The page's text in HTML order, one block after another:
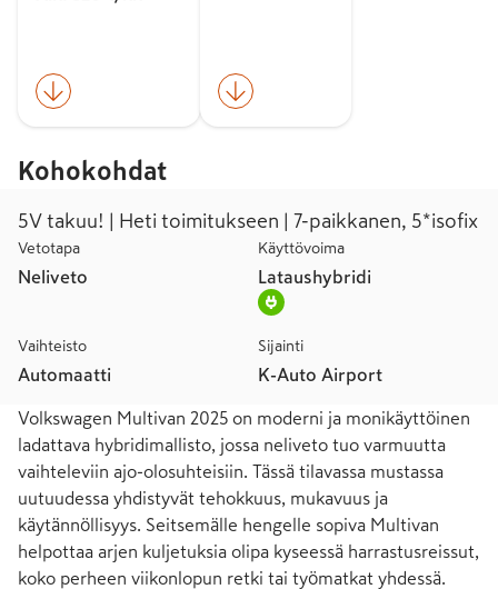
Kohokohdat
5V takuu! | Heti toimitukseen | 7-paikkanen, 5*isofix
Vetotapa
Neliveto
Käyttövoima
Lataushybridi
Vaihteisto
Automaatti
Sijainti
K-Auto Airport
Volkswagen Multivan 2025 on moderni ja monikäyttöinen
ladattava hybridimallisto, jossa neliveto tuo varmuutta
vaihteleviin ajo-olosuhteisiin. Tässä tilavassa mustassa
uutuudessa yhdistyvät tehokkuus, mukavuus ja
käytännöllisyys. Seitsemälle hengelle sopiva Multivan
helpottaa arjen kuljetuksia olipa kyseessä harrastusreissut,
koko perheen viikonlopun retki tai työmatkat yhdessä.